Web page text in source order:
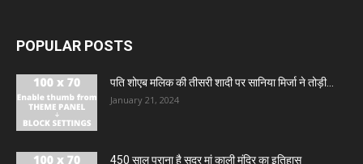
POPULAR POSTS
पति शोएब मलिक की तीसरी शादी पर सानिया मिर्जा ने तोड़ी...
January 21, 2024
450 साल पुराना है सदर मां काली मंदिर का इतिहास